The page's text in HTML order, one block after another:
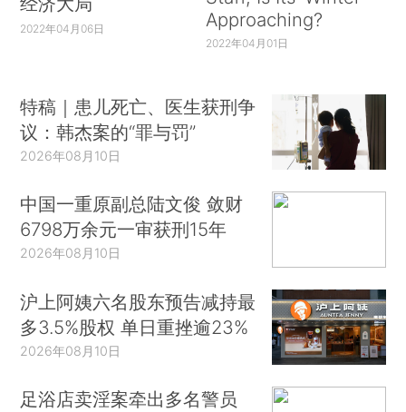
2022年04月06日
Approaching?
2022年04月01日
特稿｜患儿死亡、医生获刑争
议：韩杰案的“罪与罚”
2026年08月10日
中国一重原副总陆文俊 敛财
6798万余元一审获刑15年
2026年08月10日
沪上阿姨六名股东预告减持最
多3.5%股权 单日重挫逾23%
2026年08月10日
足浴店卖淫案牵出多名警员